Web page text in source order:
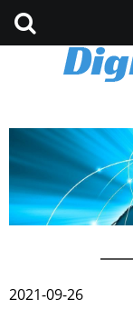
2021-09-26